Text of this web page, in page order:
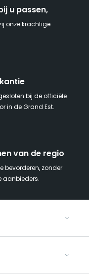
u passen,
onze krachtige
bij de officiële
in de Grand Est.
van de regio
bevorderen, zonder
aanbieders.